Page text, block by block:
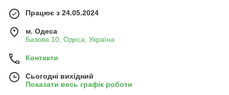
Працює з 24.05.2024
м. Одеса
Базова 10, Одеса, Україна
Контакти
Сьогодні вихідний
Показати весь графік роботи